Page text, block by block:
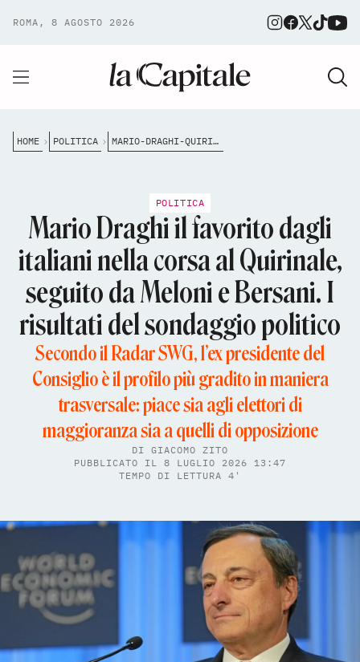
ROMA, 8 AGOSTO 2026
HOME POLITICA MARIO-DRAGHI-QUIRINALE-PRESIDENTE-REPUBBLICA-SONDAGGIO
POLITICA
Mario Draghi il favorito dagli
italiani nella corsa al Quirinale,
seguito da Meloni e Bersani. I
risultati del sondaggio politico
Secondo il Radar SWG, l’ex presidente del
Consiglio è il profilo più gradito in maniera
trasversale: piace sia agli elettori di
maggioranza sia a quelli di opposizione
DI GIACOMO ZITO
PUBBLICATO IL 8 LUGLIO 2026 13:47
TEMPO DI LETTURA 4'